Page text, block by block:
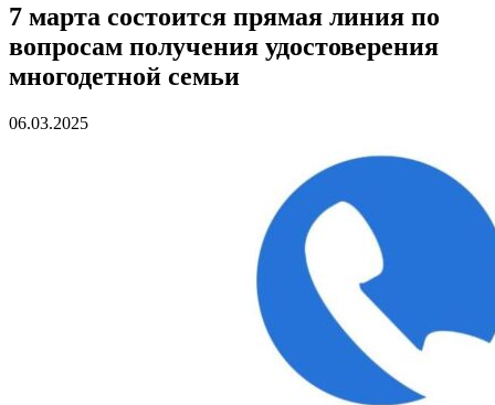
7 марта состоится прямая линия по
вопросам получения удостоверения
многодетной семьи
06.03.2025